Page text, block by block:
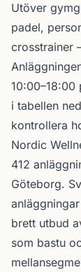
Utöver
padel,
crosstrainer
i tabellen
kontrollera
Nordic
412
Göteborg.
brett utbud
som bastu